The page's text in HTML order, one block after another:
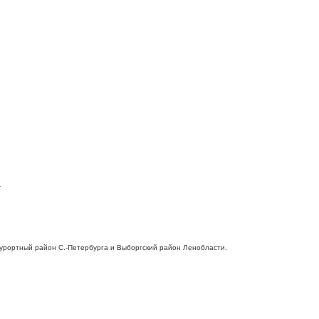
район С.-Петербурга и Выборгский район Ленобласти.